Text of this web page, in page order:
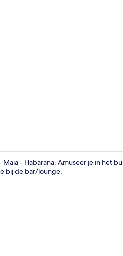
- Habarana. Amuseer je in het
bij de bar/lounge.